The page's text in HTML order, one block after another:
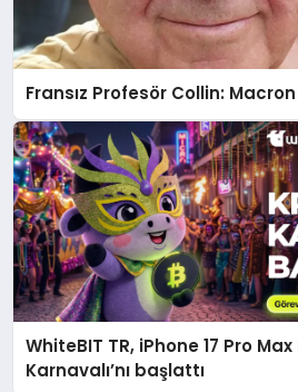
Fransız Profesör Collin: Macron
WhiteBIT TR, iPhone 17 Pro
Karnavalı’nı başlattı